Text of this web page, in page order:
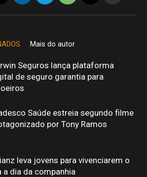
Mais do autor
Seguros lança plataforma
de seguro garantia para
Saúde estreia segundo filme
por Tony Ramos
leva jovens para vivenciarem o
a dia da companhia